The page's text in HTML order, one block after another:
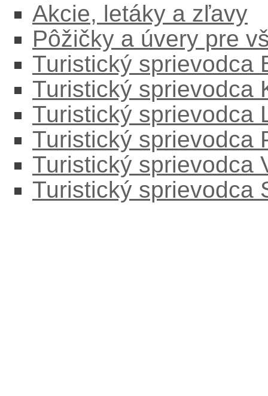
Akcie, letáky a zľavy
Pôžičky a úvery pre
Turistický sprievodca
Turistický sprievodca
Turistický sprievodca
Turistický sprievodca
Turistický sprievodca
Turistický sprievodca